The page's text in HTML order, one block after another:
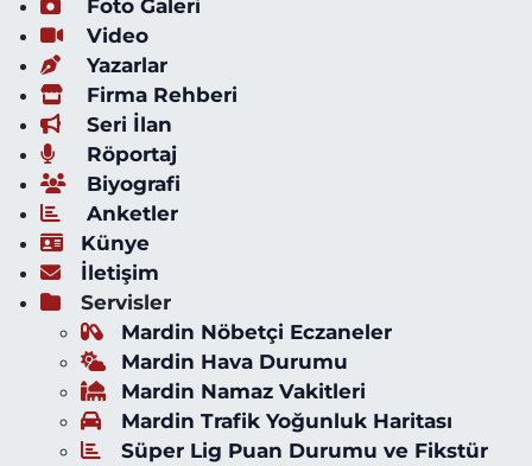
Foto Galeri
Video
Yazarlar
Firma Rehberi
Seri İlan
Röportaj
Biyografi
Anketler
Künye
İletişim
Servisler
Mardin Nöbetçi Eczaneler
Mardin Hava Durumu
Mardin Namaz Vakitleri
Mardin Trafik Yoğunluk Haritası
Süper Lig Puan Durumu ve Fikstür